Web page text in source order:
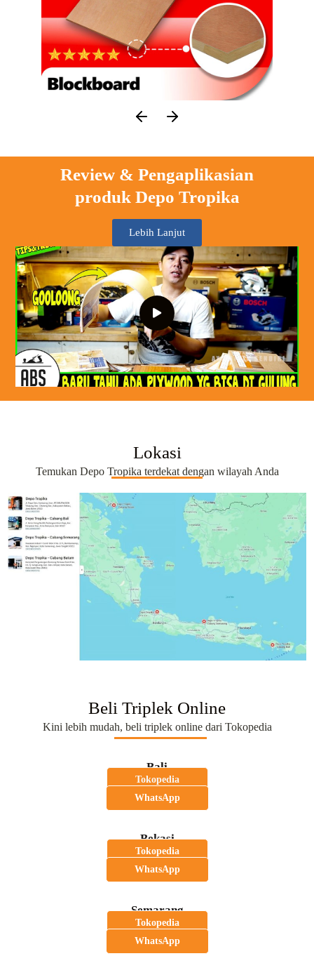
Review & Pengaplikasian
produk Depo Tropika
Lebih Lanjut
Lokasi
Temukan Depo Tropika terdekat dengan wilayah Anda
Beli Triplek Online
Kini lebih mudah, beli triplek online dari Tokopedia
Bali
Tokopedia
WhatsApp
Bekasi
Tokopedia
WhatsApp
Semarang
Tokopedia
WhatsApp